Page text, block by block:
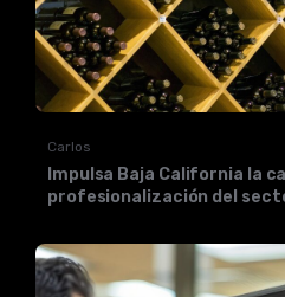
Carlos
Impulsa Baja California la
profesionalización del